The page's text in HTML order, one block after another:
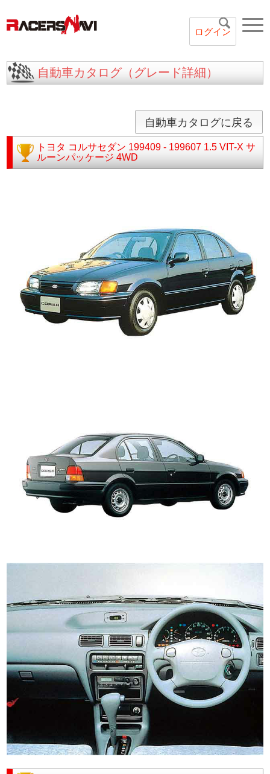
ログイン
自動車カタログ（グレード詳細）
自動車カタログに戻る
トヨタ コルサセダン 199409 - 199607 1.5 VIT-X サ
ルーンパッケージ 4WD